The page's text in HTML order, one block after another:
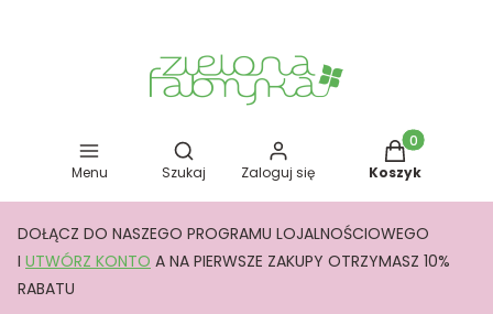
Menu
Otwórz wyszukiwarkę
Szukaj Zaloguj się
Produkty w
Koszyk
DOŁĄCZ DO NASZEGO PROGRAMU LOJALNOŚCIOWEGO
I UTWÓRZ KONTO A NA PIERWSZE ZAKUPY OTRZYMASZ 10%
RABATU